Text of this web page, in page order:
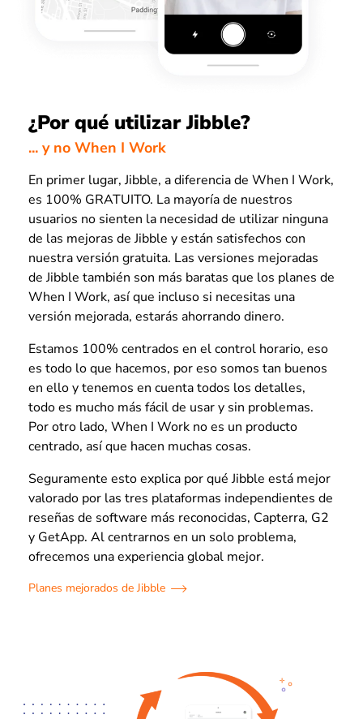
¿Por qué utilizar Jibble?
... y no When I Work
En primer lugar, Jibble, a diferencia de When I Work,
es 100% GRATUITO. La mayoría de nuestros
usuarios no sienten la necesidad de utilizar ninguna
de las mejoras de Jibble y están satisfechos con
nuestra versión gratuita. Las versiones mejoradas
de Jibble también son más baratas que los planes de
When I Work, así que incluso si necesitas una
versión mejorada, estarás ahorrando dinero.
Estamos 100% centrados en el control horario, eso
es todo lo que hacemos, por eso somos tan buenos
en ello y tenemos en cuenta todos los detalles,
todo es mucho más fácil de usar y sin problemas.
Por otro lado, When I Work no es un producto
centrado, así que hacen muchas cosas.
Seguramente esto explica por qué Jibble está mejor
valorado por las tres plataformas independientes de
reseñas de software más reconocidas, Capterra, G2
y GetApp. Al centrarnos en un solo problema,
ofrecemos una experiencia global mejor.
Planes mejorados de Jibble